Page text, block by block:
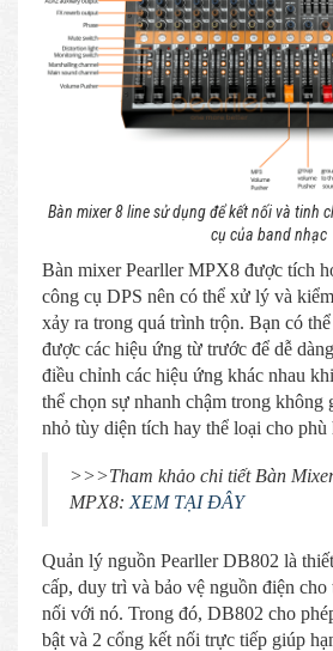
Bàn mixer 8 line sử dụng để kết nối và tinh
cụ của band nhạc
Bàn mixer Pearller MPX8 được tích
công cụ DPS nên có thể xử lý và
xảy ra trong quá trình trộn. Bạn có
được các hiệu ứng từ trước để dễ
điều chỉnh các hiệu ứng khác nhau
thể chọn sự nhanh chậm trong không
nhỏ tùy diện tích hay thể loại cho phù
>>>Tham khảo chi tiết Bàn
MPX8: XEM TẠI ĐÂY
Quản lý nguồn Pearller DB802 là
cấp, duy trì và bảo vệ nguồn điện cho
nối với nó. Trong đó, DB802 cho
bật và 2 cổng kết nối trực tiếp giúp